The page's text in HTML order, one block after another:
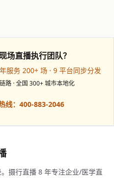
场直播执行团队？
服务 200+ 场 · 9 平台同步分发
路 · 全国 300+ 城市本地化
线：400-883-2046
摄行直播 8 年专注企业/医学直